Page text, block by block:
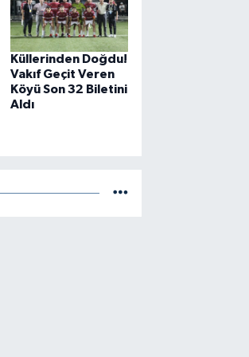
Küllerinden Doğdu!
Vakıf Geçit Veren
Köyü Son 32 Biletini
Aldı